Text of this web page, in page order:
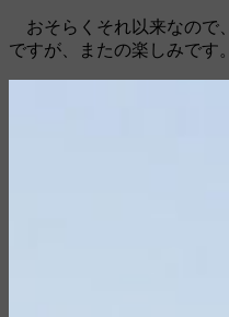
おそらくそれ以来なので
ですが、またの楽しみです。